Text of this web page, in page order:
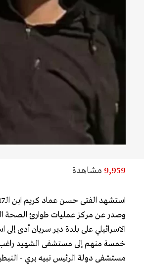
9,959 مشاهدة
استشهد الفتى حسن عماد كريم ابن الـ17 عاما في الغارة الإسرائيلية علىالتي استهدفت دير سريان.
وصدر عن مركز عمليات طوارئ الصحة
خمسة منهم إلى مستشفى الشهيد
مستشفى دولة الرئيس نبيه بري -